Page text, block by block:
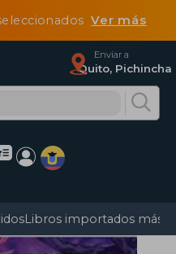
Ver más
Enviar a
Quito, Pichincha
Libros importados más